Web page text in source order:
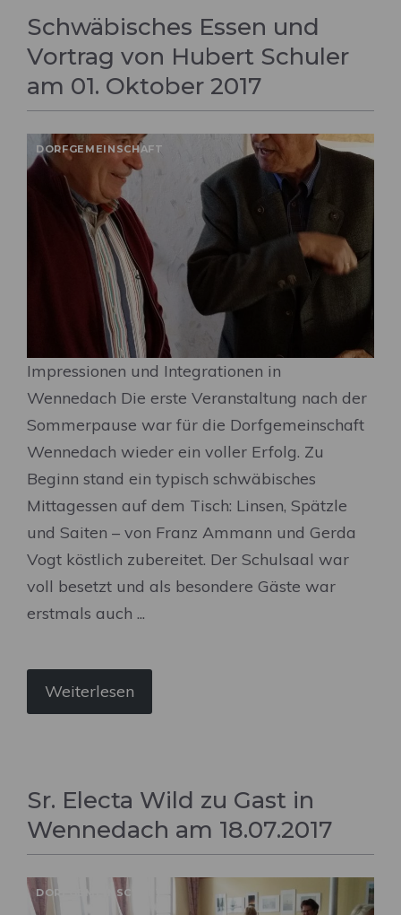
Schwäbisches Essen und
Vortrag von Hubert Schuler
am 01. Oktober 2017
DORFGEMEINSCHAFT
Impressionen und Integrationen in
Wennedach Die erste Veranstaltung nach der
Sommerpause war für die Dorfgemeinschaft
Wennedach wieder ein voller Erfolg. Zu
Beginn stand ein typisch schwäbisches
Mittagessen auf dem Tisch: Linsen, Spätzle
und Saiten – von Franz Ammann und Gerda
Vogt köstlich zubereitet. Der Schulsaal war
voll besetzt und als besondere Gäste war
erstmals auch ...
Weiterlesen
Sr. Electa Wild zu Gast in
Wennedach am 18.07.2017
DORFGEMEINSCHAFT